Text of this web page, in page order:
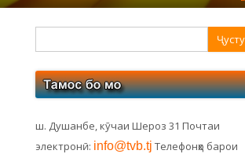
боковая
ш. Душанбе, кӯчаи Шероз 31 Почтаи
электронӣ: info@tvb.tj Телефонҳо барои